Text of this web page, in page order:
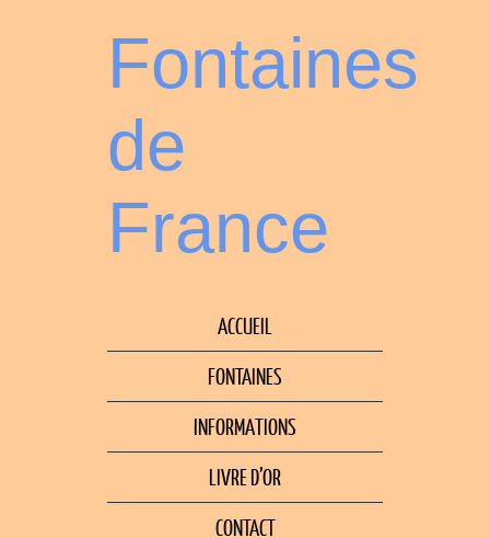
Fontaines
de
France
ACCUEIL
FONTAINES
INFORMATIONS
LIVRE D’OR
CONTACT